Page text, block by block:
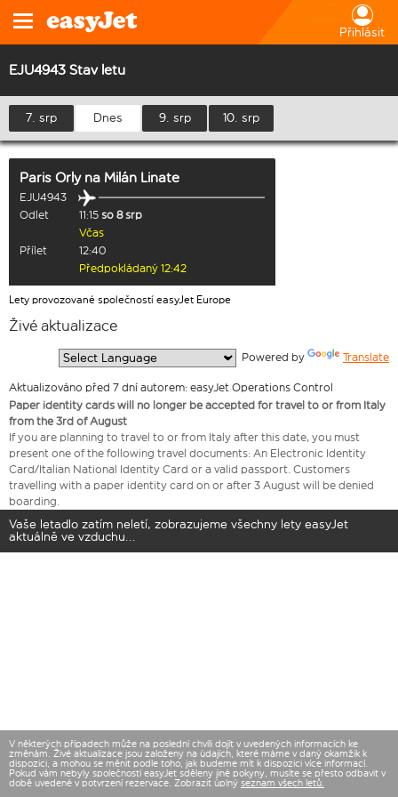
Přihlásit
EJU4943 Stav letu
7. srp Dnes 9. srp 10. srp
Paris Orly na Milán Linate
EJU4943
Odlet
11:15 so 8 srp
Včas
Přílet
12:40
Předpokládaný 12:42
Lety provozované společností easyJet Europe
Živé aktualizace
Powered by Translate
Aktualizováno před 7 dní autorem: easyJet Operations Control
Paper identity cards will no longer be accepted for travel to or from Italy
from the 3rd of August
If you are planning to travel to or from Italy after this date, you must
present one of the following travel documents: An Electronic Identity
Card/Italian National Identity Card or a valid passport. Customers
travelling with a paper identity card on or after 3 August will be denied
boarding.
Vaše letadlo zatím neletí, zobrazujeme všechny lety easyJet
aktuálně ve vzduchu...
V některých případech může na poslední chvíli dojít v uvedených informacích ke
změnám. Živé aktualizace jsou založeny na údajích, které máme v daný okamžik k
dispozici, a mohou se měnit podle toho, jak budeme mít k dispozici více informací.
Pokud vám nebyly společností easyJet sděleny jiné pokyny, musíte se přesto odbavit v
době uvedené v potvrzení rezervace. Zobrazit úplný seznam všech letů.